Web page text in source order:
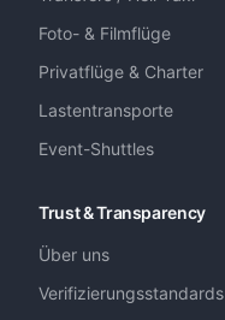
Foto- & Filmflüge
Privatflüge & Charter
Lastentransporte
Event-Shuttles
Trust & Transparency
Über uns
Verifizierungsstandards